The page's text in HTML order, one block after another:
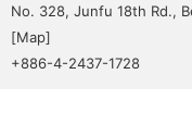
No. 328, Junfu 18th Rd.,
[Map]
+886-4-2437-1728